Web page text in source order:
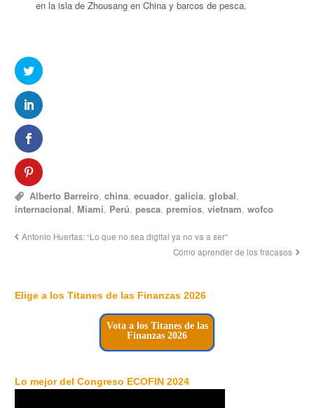
en la isla de Zhousang en China y barcos de pesca.
Alberto Barreiro,china,ecuador,galicia,global,
internacional, Miami, Perú,pesca,premios,vietnam,wofco
Antonio Huertas: “Lo que no sea digital ya no va a ser”
Cómo aprender de los fracasos
Elige a los Titanes de las Finanzas 2026
Vota a los Titanes de las
Finanzas 2026
Lo mejor del Congreso ECOFIN 2024